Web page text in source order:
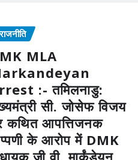
राजनीति
MLA
:- तमिलनाडु:
सी. जोसेफ विजय
कथित आपत्तिजनक
के आरोप में DMK
जी.वी. मार्कंडेयन